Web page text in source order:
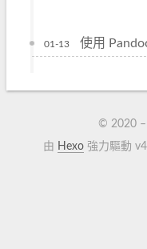
01-13 使用
© 2020 –
由 Hexo 強力驅動